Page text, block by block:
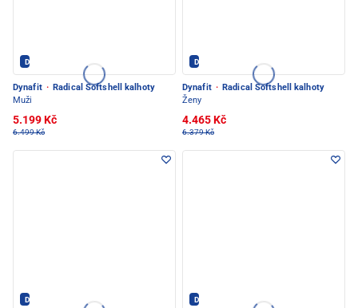
Dynafit - PEC POD SNĚŽKOU
Dynafit · Radical Softshell kalhoty
Muži
5.199 Kč
6.499 Kč
Dynafit - PEC POD SNĚŽKOU
Dynafit · Radical Softshell kalhoty
Ženy
4.465 Kč
6.379 Kč
Dynafit - PEC POD SNĚŽKOU Dynafit - PEC POD SNĚŽKOU